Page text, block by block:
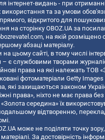
інтернет-видань - при
використання та за умови
відкритого для
на сторінку OBOZ.UA за
, на якій розміщено
абзаці матеріалу.
на цьому сайті, в тому числі
є службовими творами
права на які належать ТОВ
фотоматеріали Getty
які захищаються законом
права», ніхто не має права
середина» їх
відтворенню,
може не поділяти точку
За достовірність